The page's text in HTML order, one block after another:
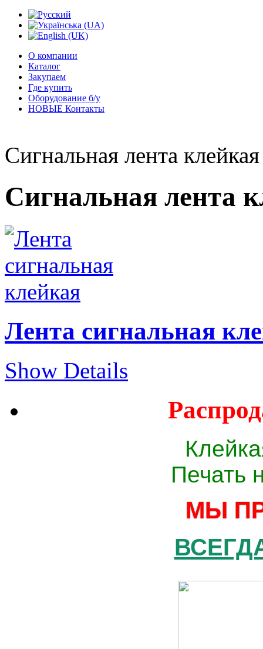
О компании
Каталог
Закупаем
Где купить
Оборудование б/у
НОВЫЕ Контакты
Сигнальная лента клейкая
Сигнальная лента
Лента сигнальная
Show Details
Печать
МЫ